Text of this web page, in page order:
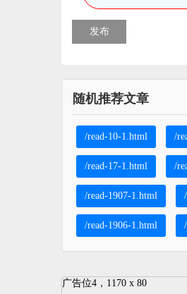
发布
随机推荐文章
/read-10-1.html /
/read-17-1.html /
/read-1907-1.html
/read-1906-1.html
广告位4，1170 x 80